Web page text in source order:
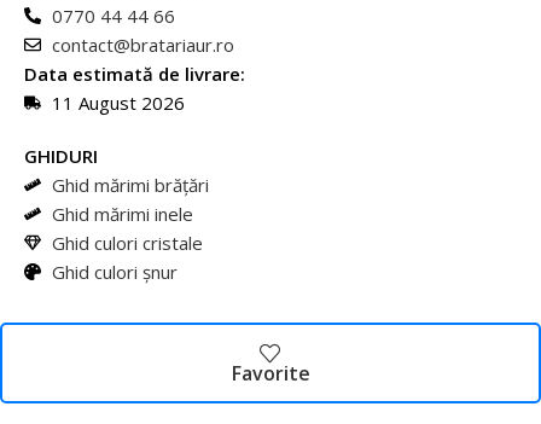
0770 44 44 66
contact@bratariaur.ro
Data estimată de livrare:
11 August 2026
GHIDURI
Ghid mărimi brățări
Ghid mărimi inele
Ghid culori cristale
Ghid culori șnur
Favorite